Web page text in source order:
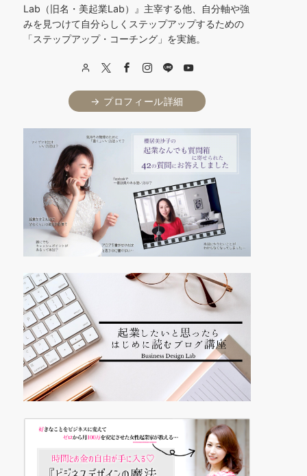
Lab（旧名・美起業Lab）』主宰する他、自分軸や強
みを見つけて自分らしくステップアップするための
「ステップアップ・コーチング」を実施。
→ プロフィール詳細